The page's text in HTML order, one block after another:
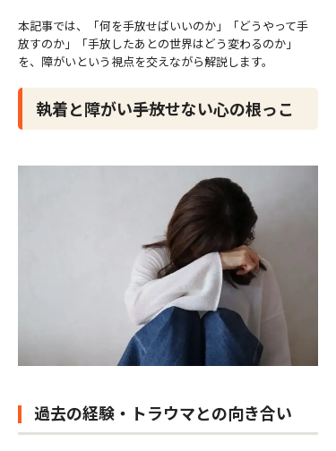
本記事では、「何を手放せばいいのか」「どうやって手
放すのか」「手放したあとの世界はどう変わるのか」
を、障がいという視点を交えながら解説します。
執着と障がい――手放せない心の根っこ
過去の経験・トラウマとの向き合い